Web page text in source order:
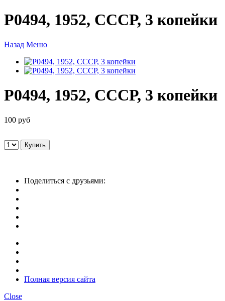
P0494, 1952, СССР, 3 копейки
Назад Меню
P0494, 1952, СССР, 3 копейки
100 руб
Поделиться с друзьями:
Полная версия сайта
Close